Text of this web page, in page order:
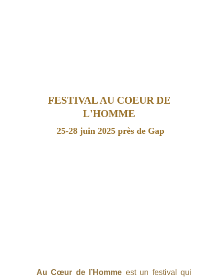
Au Cœur de l’Homme est un festival qui
FESTIVAL AU COEUR DE
L'HOMME
25-28 juin 2025 près de Gap